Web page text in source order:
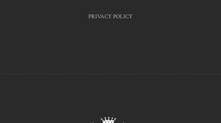
PRIVACY POLICY